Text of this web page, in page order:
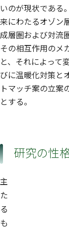
いのが現状である
来にわたるオゾン
成層圏および対流
その相互作用のメ
と、それによって
びに温暖化対策と
トマッチ案の立案
とする。
研究の性
主
た
る
も